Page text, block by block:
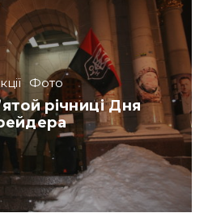
Фото
річниці Дня